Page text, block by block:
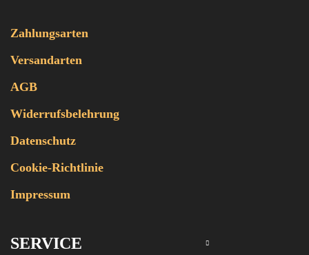
Zahlungsarten
Versandarten
AGB
Widerrufsbelehrung
Datenschutz
Cookie-Richtlinie
Impressum
SERVICE